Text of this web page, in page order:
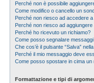
Perché non è possibile
Come modifico o cancello un
Perché non riesco ad accedere
Perché non riesco ad aggiungere
Perché ho ricevuto un richiamo?
Come posso segnalare
Che cos’è il pulsante “Salva”
Perché il mio messaggio deve
Come posso spostare in cima un
Formattazione e tipi di